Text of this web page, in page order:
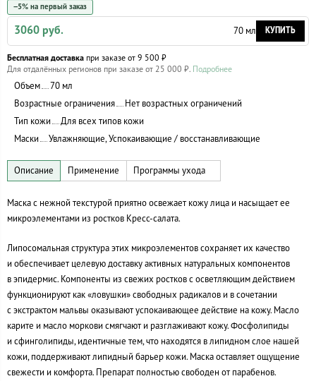
−5% на первый заказ
3060 руб. 70 мл КУПИТЬ
Бесплатная доставка при заказе от 9 500 ₽
Для отдалённых регионов при заказе от 25 000 ₽.
Подробнее
Объем
70 мл
Возрастные ограничения
Нет возрастных ограничений
Тип кожи
Для всех типов кожи
Маски
Увлажняющие, Успокаивающие / восстанавливающие
Маска с нежной текстурой приятно освежает кожу лица и насыщает ее
микроэлементами из ростков Кресс-салата.
Липосомальная структура этих микроэлементов сохраняет их качество
и обеспечивает целевую доставку активных натуральных компонентов
в эпидермис. Компоненты из свежих ростков с осветляющим действием
функционируют как «ловушки» свободных радикалов и в сочетании
с экстрактом мальвы оказывают успокаивающее действие на кожу. Масло
карите и масло моркови смягчают и разглаживают кожу. Фосфолипиды
и сфинголипиды, идентичные тем, что находятся в липидном слое нашей
кожи, поддерживают липидный барьер кожи. Маска оставляет ощущение
свежести и комфорта. Препарат полностью свободен от парабенов.